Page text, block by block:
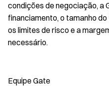
condições de negociação, a
financiamento, o tamanho
os limites de risco e a
necessário.
Equipe Gate